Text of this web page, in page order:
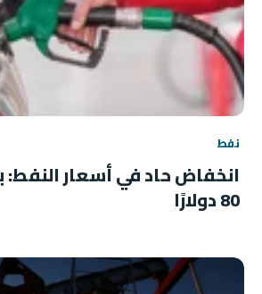
نفط
انخفاض حاد في أسعار
80 دولارًا